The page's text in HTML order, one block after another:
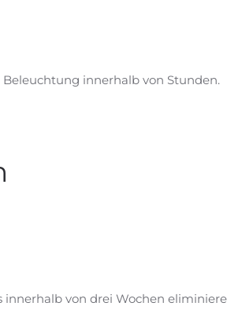
innerhalb von Stunden.
innerhalb von drei Wochen